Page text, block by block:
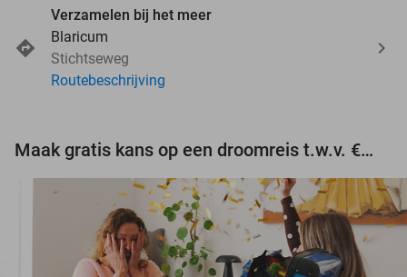
Verzamelen bij het meer
Blaricum
Stichtseweg
Routebeschrijving
Maak gratis kans op een droomreis t.w.v. €3.000!